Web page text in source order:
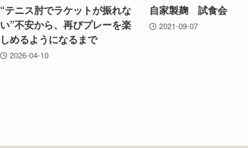
“テニス肘でラケットが振れな
い”不安から、再びプレーを楽
しめるようになるまで
2026-04-10
自家製麹 試食会
2021-09-07